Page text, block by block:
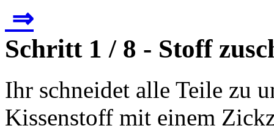
⇒
Schritt 1 / 8 - Stoff
Ihr schneidet alle Teile zu
Kissenstoff mit einem